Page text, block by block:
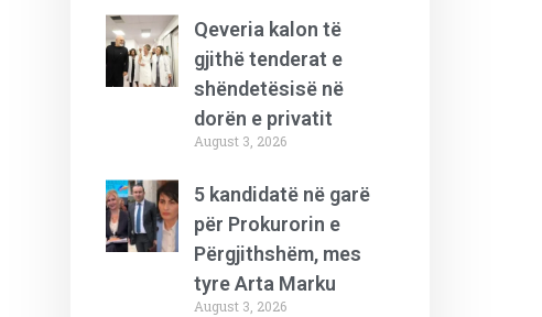
Qeveria kalon të
gjithë tenderat e
shëndetësisë në
dorën e privatit
August 3, 2026
5 kandidatë në garë
për Prokurorin e
Përgjithshëm, mes
tyre Arta Marku
August 3, 2026